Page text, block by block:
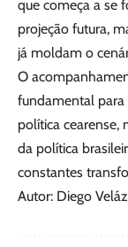
que começa a se
projeção futura,
já moldam o
O
fundamental para
política cearense,
da política
constantes
Autor: Diego